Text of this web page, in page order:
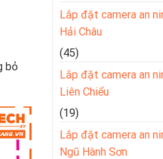
bỏ
Lắp đặt camera an
Hải Châu
(45)
Lắp đặt camera an
Liên Chiểu
(19)
Lắp đặt camera an
Ngũ Hành Sơn